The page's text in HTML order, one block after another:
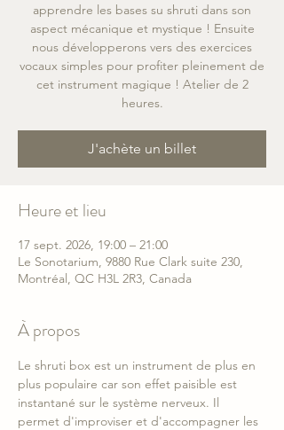
apprendre les bases su shruti dans son
aspect mécanique et mystique ! Ensuite
nous développerons vers des exercices
vocaux simples pour profiter pleinement de
cet instrument magique ! Atelier de 2
heures.
J'achète un billet
Heure et lieu
17 sept. 2026, 19:00 – 21:00
Le Sonotarium, 9880 Rue Clark suite 230,
Montréal, QC H3L 2R3, Canada
À propos
Le shruti box est un instrument de plus en
plus populaire car son effet paisible est
instantané sur le système nerveux. Il
permet d'improviser et d'accompagner les